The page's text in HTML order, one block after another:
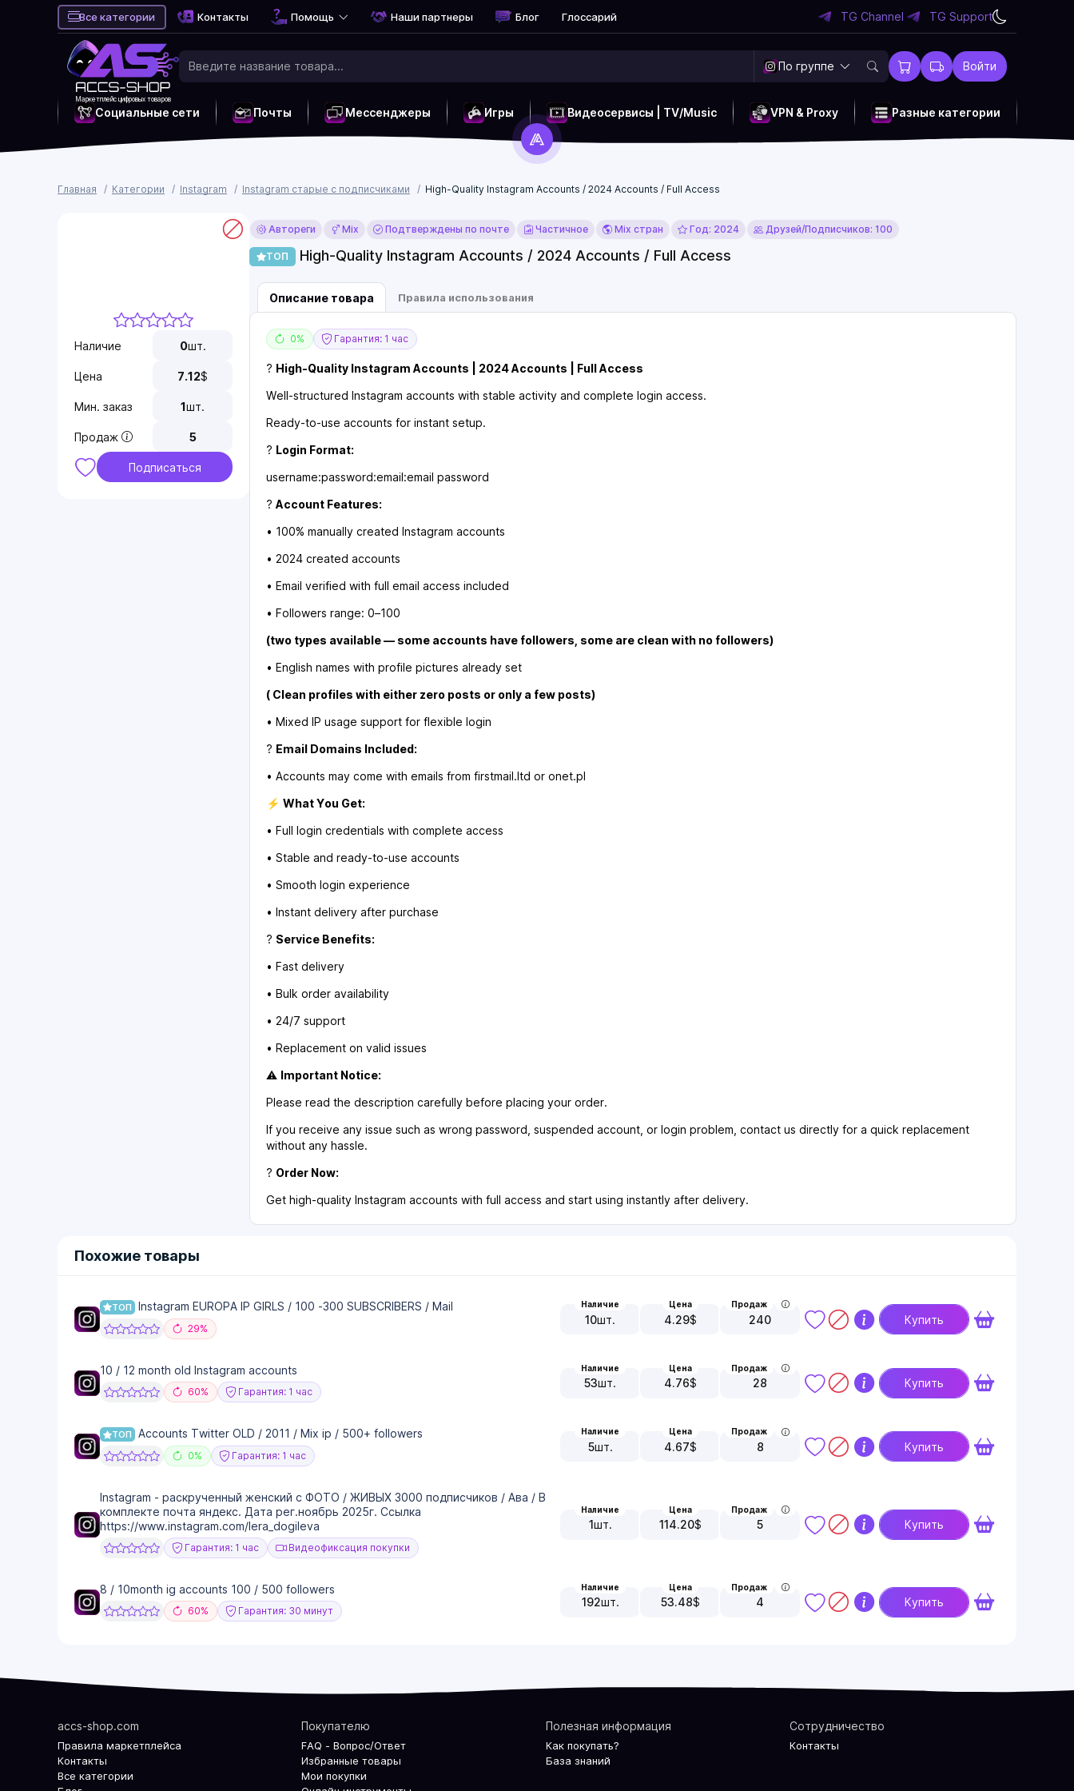
Все категории Контакты Помощь Наши партнеры Блог Глоссарий TG Channel TG Support
Маркетплейс цифровых товаров
По группе Войти
Социальные сети Почты Мессенджеры Игры Видеосервисы | TV/Music VPN & Proxy Разные категории
Главная Категории Instagram Instagram старые с подписчиками High-Quality Instagram Accounts / 2024 Accounts / Full Access
Наличие 0шт.
Цена 7.12$
Мин. заказ 1шт.
Продаж 5
Подписаться
Автореги Mix Подтверждены по почте Частичное Mix стран Год: 2024 Друзей/Подписчиков: 100
ТОП High-Quality Instagram Accounts / 2024 Accounts / Full Access
Описание товара Правила использования
0% Гарантия: 1 час
? High-Quality Instagram Accounts | 2024 Accounts | Full Access
Well-structured Instagram accounts with stable activity and complete login access.
Ready-to-use accounts for instant setup.
? Login Format:
username:password:email:email password
? Account Features:
• 100% manually created Instagram accounts
• 2024 created accounts
• Email verified with full email access included
• Followers range: 0–100
(two types available — some accounts have followers, some are clean with no followers)
• English names with profile pictures already set
( Clean profiles with either zero posts or only a few posts)
• Mixed IP usage support for flexible login
? Email Domains Included:
• Accounts may come with emails from firstmail.ltd or onet.pl
⚡ What You Get:
• Full login credentials with complete access
• Stable and ready-to-use accounts
• Smooth login experience
• Instant delivery after purchase
? Service Benefits:
• Fast delivery
• Bulk order availability
• 24/7 support
• Replacement on valid issues
⚠️ Important Notice:
Please read the description carefully before placing your order.
If you receive any issue such as wrong password, suspended account, or login problem, contact us directly for a quick replacement
without any hassle.
? Order Now:
Get high-quality Instagram accounts with full access and start using instantly after delivery.
Похожие товары
ТОП Instagram EUROPA IP GIRLS / 100 -300 SUBSCRIBERS / Mail
29%
Наличие
10шт.
Цена
4.29$
Продаж
240 Купить
10 / 12 month old Instagram accounts
60% Гарантия: 1 час
Наличие
53шт.
Цена
4.76$
Продаж
28 Купить
ТОП Accounts Twitter OLD / 2011 / Mix ip / 500+ followers
0% Гарантия: 1 час
Наличие
5шт.
Цена
4.67$
Продаж
8 Купить
Instagram - раскрученный женский с ФОТО / ЖИВЫХ 3000 подписчиков / Ава / В
комплекте почта яндекс. Дата рег.ноябрь 2025г. Ссылка
https://www.instagram.com/lera_dogileva
Гарантия: 1 час Видеофиксация покупки
Наличие
1шт.
Цена
114.20$
Продаж
5 Купить
8 / 10month ig accounts 100 / 500 followers
60% Гарантия: 30 минут
Наличие
192шт.
Цена
53.48$
Продаж
4 Купить
accs-shop.com
Правила маркетплейса
Контакты
Все категории
Покупателю
FAQ - Вопрос/Ответ
Избранные товары
Мои покупки
Полезная информация
Как покупать?
База знаний
Сотрудничество
Контакты